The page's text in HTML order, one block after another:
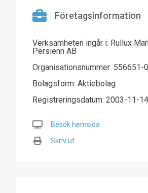
Företagsinformation
Verksamheten ingår i: Rullux
Persienn AB
Organisationsnummer: 556651-
Bolagsform: Aktiebolag
Registreringsdatum: 2003-11-14
Besök hemsida
Skriv ut